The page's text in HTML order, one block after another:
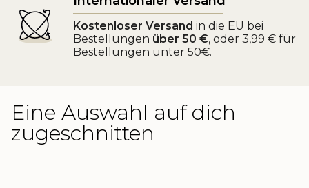
Kostenloser Versand in die EU bei
Bestellungen über 50 €, oder 3,99 € für
Bestellungen unter 50€.
Eine Auswahl auf dich
zugeschnitten